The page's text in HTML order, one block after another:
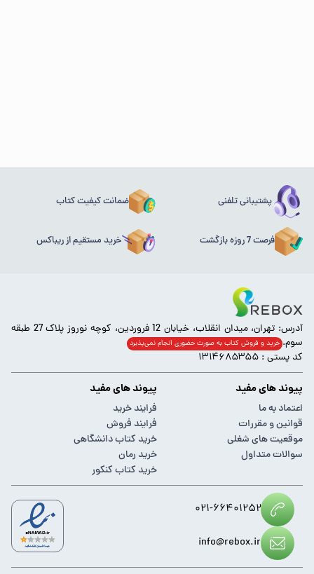
پشتیبانی تلفنی ضمانت کیفیت کتاب
فرصت 7 روزه بازگشت خرید مستقیم از ریباکس
آدرس: تهران، میدان انقلاب، خیابان 12 فروردین، کوچه نوروز پلاک 27 طبقه
سوم. خرید و فروش کتاب به صورت حضوری انجام‌ نمی‌پذیرد
کد پستی : ۱۳۱۴۶۸۵۳۵۵
پیوند های مفید
اعتماد به ما
قوانین و مقررات
موقعیت های شغلی
سوالات متداول
پیوند های مفید
فرایند خرید
فرایند فروش
خرید کتاب دانشگاهی
خرید رمان
خرید کتاب کنکور
۰۲۱-۶۶۴۰۱۲۵۲
info@rebox.ir